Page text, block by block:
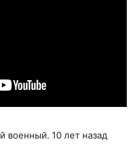
10 лет назад